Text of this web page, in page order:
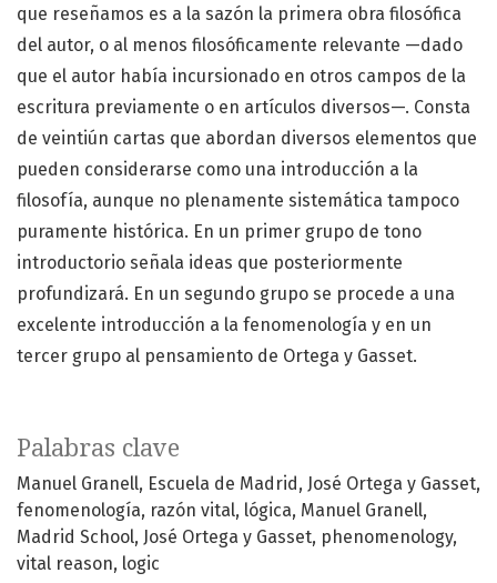
Palabras clave
Manuel Granell Escuela de Madrid
José Ortega y Gasset
fenomenología razón vital lógica Manuel Granell
Madrid School José Ortega y Gasset phenomenology
vital reason logic
que reseñamos es a la sazón la primera obra filosófica
del autor, o al menos filosóficamente relevante —dado
que el autor había incursionado en otros campos de la
escritura previamente o en artículos diversos—. Consta
de veintiún cartas que abordan diversos elementos que
pueden considerarse como una introducción a la
filosofía, aunque no plenamente sistemática tampoco
puramente histórica. En un primer grupo de tono
introductorio señala ideas que posteriormente
profundizará. En un segundo grupo se procede a una
excelente introducción a la fenomenología y en un
tercer grupo al pensamiento de Ortega y Gasset.